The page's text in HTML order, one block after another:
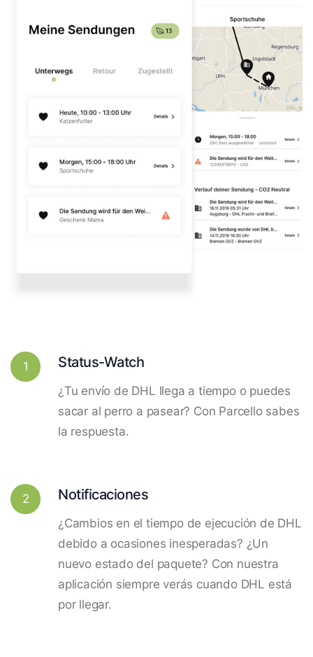
1 Status-Watch
¿Tu envío de DHL llega a tiempo o puedes
sacar al perro a pasear? Con Parcello sabes
la respuesta.
2 Notificaciones
¿Cambios en el tiempo de ejecución de DHL
debido a ocasiones inesperadas? ¿Un
nuevo estado del paquete? Con nuestra
aplicación siempre verás cuando DHL está
por llegar.